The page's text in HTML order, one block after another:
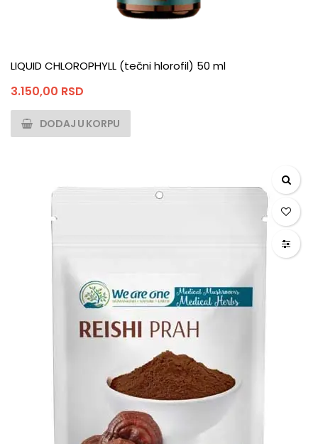
LIQUID CHLOROPHYLL (tečni hlorofil) 50 ml
3.150,00 RSD
DODAJ U KORPU